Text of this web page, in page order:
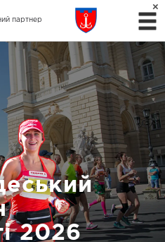
партнер
2026